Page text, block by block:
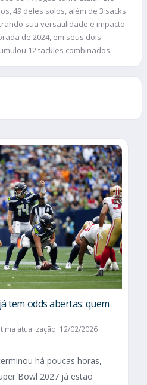
49 deles solos, além de 3 sacks
sua versatilidade e impacto
de 2024, em seus dois
12 tackles combinados.
tem odds abertas: quem
atualização: 12/02/2026
há poucas horas,
Bowl 2027 já estão